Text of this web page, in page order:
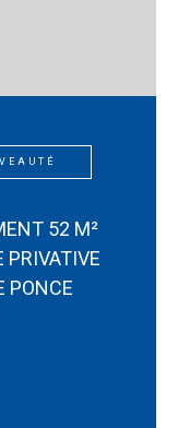
52 M²
PRIVATIVE
PONCE